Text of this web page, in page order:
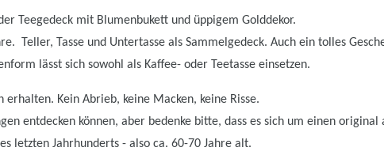
Teegedeck mit Blumenbukett und üppigem Golddekor.
Teller, Tasse und Untertasse als Sammelgedeck. Auch ein tolles
lässt sich sowohl als Kaffee- oder Teetasse einsetzen.
erhalten. Kein Abrieb, keine Macken, keine Risse.
entdecken können, aber bedenke bitte, dass es sich um einen
letzten Jahrhunderts - also ca. 60-70 Jahre alt.